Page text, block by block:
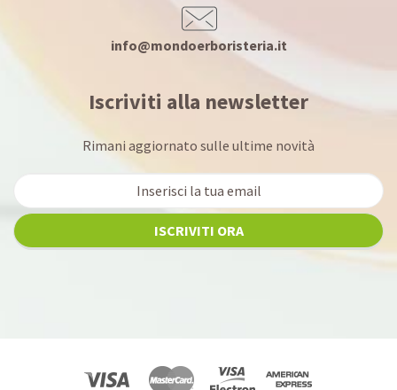
info@mondoerboristeria.it
Iscriviti alla newsletter
Rimani aggiornato sulle ultime novità
ISCRIVITI ORA